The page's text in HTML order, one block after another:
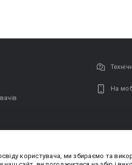
користувача, ми збираємо та
На